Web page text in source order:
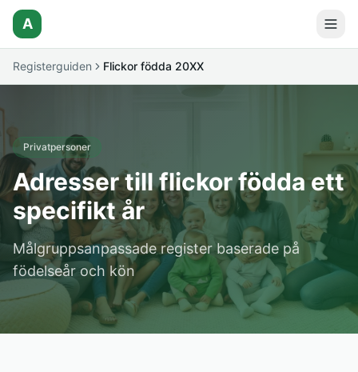
A
Registerguiden Flickor födda 20XX
Privatpersoner
Adresser till flickor födda ett
specifikt år
Målgruppsanpassade register baserade på
födelseår och kön